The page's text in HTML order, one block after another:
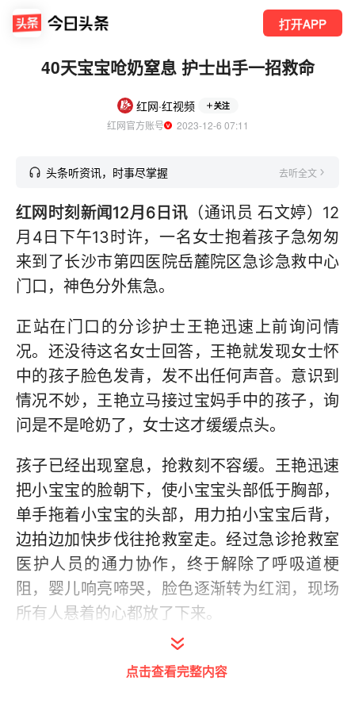
打开APP
40天宝宝呛奶窒息 护士出手一招救命
红网·红视频 关注
红网官方账号
  2023-12-6 07:11
头条听资讯，时事尽掌握 去听全文
红网时刻新闻12月6日讯 （通讯员 石文婷）12
月4日下午13时许，一名女士抱着孩子急匆匆
来到了长沙市第四医院岳麓院区急诊急救中心
门口，神色分外焦急。
正站在门口的分诊护士王艳迅速上前询问情
况。还没待这名女士回答，王艳就发现女士怀
中的孩子脸色发青，发不出任何声音。意识到
情况不妙，王艳立马接过宝妈手中的孩子，询
问是不是呛奶了，女士这才缓缓点头。
孩子已经出现窒息，抢救刻不容缓。王艳迅速
把小宝宝的脸朝下，使小宝宝头部低于胸部，
单手拖着小宝宝的头部，用力拍小宝宝后背，
边拍边加快步伐往抢救室走。经过急诊抢救室
医护人员的通力协作，终于解除了呼吸道梗
阻，婴儿响亮啼哭，脸色逐渐转为红润，现场
所有人悬着的心都放了下来。
一旁的女士告诉医护人员，宝宝出生才40天，
中午时分，她在家给宝宝哺乳，可是孩子吃着
点击查看完整内容